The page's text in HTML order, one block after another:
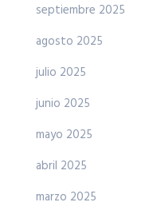
septiembre 2025
agosto 2025
julio 2025
junio 2025
mayo 2025
abril 2025
marzo 2025